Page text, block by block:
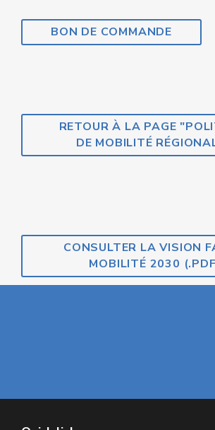
BON DE COMMANDE
RETOUR À LA PAGE
DE MOBILITÉ
CONSULTER LA VISION
MOBILITÉ 2030